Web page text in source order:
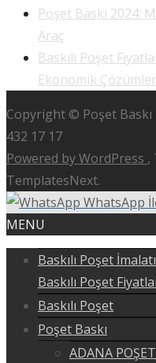
Poşet Baskı 2024:
Araç
Baskılı Poşet
Ekonomik Çözümler
Copyright © Poşet Baskı
432 17 17
Powered by WordPress ,
TemplatesNext.
WhatsApp
MENU
Baskılı Poşet
Baskılı Poşet
Baskılı Poşet
Poşet Baskı
ADANA